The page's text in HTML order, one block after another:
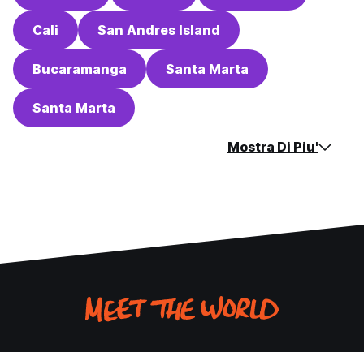
Cali San Andres Island
Bucaramanga Santa Marta
Santa Marta
Mostra Di Piu'